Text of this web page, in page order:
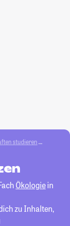
studieren
Ökologiein
zu Inhalten,